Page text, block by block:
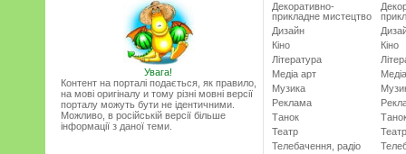
Увага!
Контент на порталі подається, як правило,
на мові оригіналу и тому різні мовні версії
порталу можуть бути не ідентичними.
Можливо, в російській версії більше
інформації з даної теми.
Декоративно-
прикладне мистецтво
Дизайн
Кіно
Література
Медіа арт
Музика
Реклама
Танок
Театр
Телебачення, радіо
Кіно
Театр